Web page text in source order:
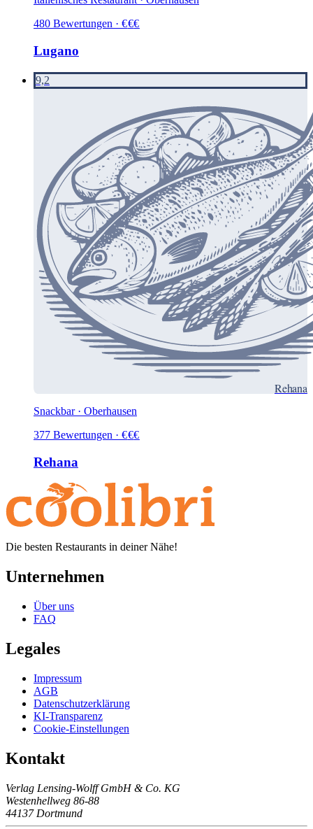
480 Bewertungen · €€€
Lugano
9,2
Rehana
Snackbar · Oberhausen
377 Bewertungen · €€€
Rehana
Die besten Restaurants in deiner Nähe!
Unternehmen
Über uns
FAQ
Legales
Impressum
AGB
Datenschutzerklärung
KI-Transparenz
Cookie-Einstellungen
Kontakt
Verlag Lensing-Wolff GmbH & Co. KG
Westenhellweg 86-88
44137 Dortmund